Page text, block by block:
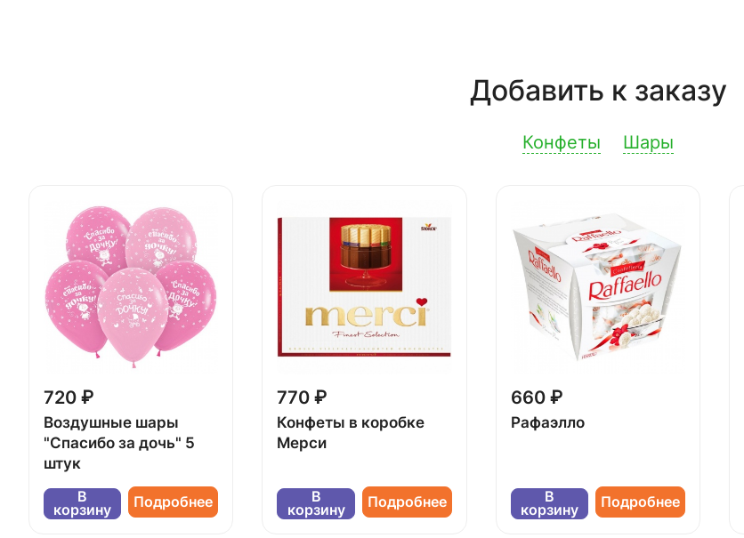
Добавить к заказу
Конфеты Шары
720 ₽
Воздушные шары
"Спасибо за дочь" 5
штук
В
корзину
Подробнее
770 ₽
Конфеты в коробке
Мерси
В
корзину
Подробнее
660 ₽
Рафаэлло
В
корзину
Подробнее